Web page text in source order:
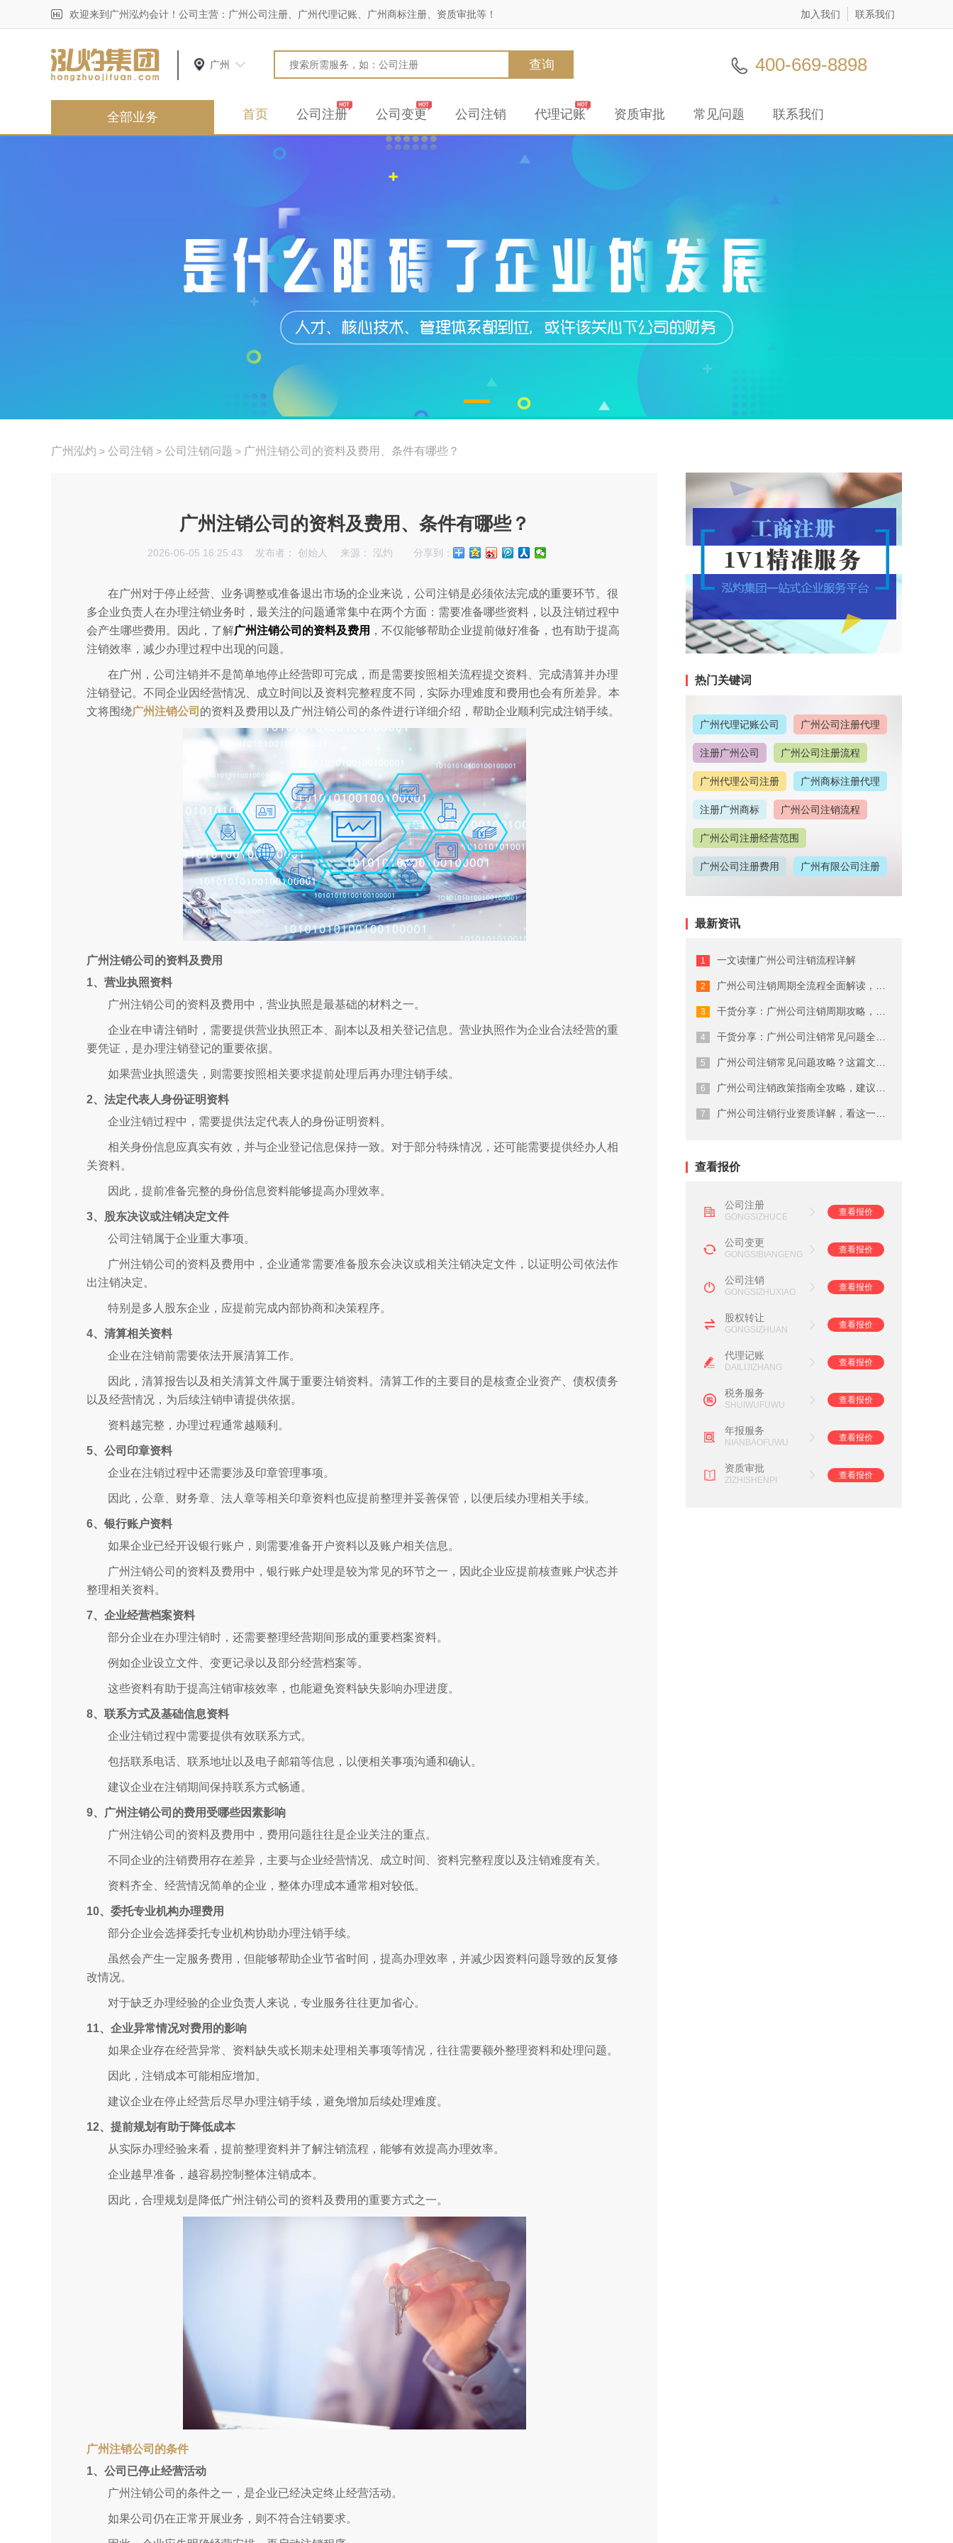
欢迎来到广州泓灼会计！公司主营：广州公司注册、广州代理记账、广州商标注册、资质审批等！ 加入我们 联系我们
广州 400-669-8898
查询
全部业务 首页 公司注册 公司变更 公司注销 代理记账 资质审批 常见问题 联系我们
广州泓灼 > 公司注销 > 公司注销问题 > 广州注销公司的资料及费用、条件有哪些？
广州注销公司的资料及费用、条件有哪些？
2026-06-05 16:25:43 发布者： 创始人 来源： 泓灼 分享到：
在广州对于停止经营、业务调整或准备退出市场的企业来说，公司注销是必须依法完成的重要环节。很
多企业负责人在办理注销业务时，最关注的问题通常集中在两个方面：需要准备哪些资料，以及注销过程中
会产生哪些费用。因此，了解广州注销公司的资料及费用 ，不仅能够帮助企业提前做好准备，也有助于提高
注销效率，减少办理过程中出现的问题。
在广州，公司注销并不是简单地停止经营即可完成，而是需要按照相关流程提交资料、完成清算并办理
注销登记。不同企业因经营情况、成立时间以及资料完整程度不同，实际办理难度和费用也会有所差异。本
文将围绕广州注销公司 的资料及费用以及广州注销公司的条件进行详细介绍，帮助企业顺利完成注销手续。
广州注销公司的资料及费用
1、营业执照资料
广州注销公司的资料及费用中，营业执照是最基础的材料之一。
企业在申请注销时，需要提供营业执照正本、副本以及相关登记信息。营业执照作为企业合法经营的重
要凭证，是办理注销登记的重要依据。
如果营业执照遗失，则需要按照相关要求提前处理后再办理注销手续。
2、法定代表人身份证明资料
企业注销过程中，需要提供法定代表人的身份证明资料。
相关身份信息应真实有效，并与企业登记信息保持一致。对于部分特殊情况，还可能需要提供经办人相
关资料。
因此，提前准备完整的身份信息资料能够提高办理效率。
3、股东决议或注销决定文件
公司注销属于企业重大事项。
广州注销公司的资料及费用中，企业通常需要准备股东会决议或相关注销决定文件，以证明公司依法作
出注销决定。
特别是多人股东企业，应提前完成内部协商和决策程序。
4、清算相关资料
企业在注销前需要依法开展清算工作。
因此，清算报告以及相关清算文件属于重要注销资料。清算工作的主要目的是核查企业资产、债权债务
以及经营情况，为后续注销申请提供依据。
资料越完整，办理过程通常越顺利。
5、公司印章资料
企业在注销过程中还需要涉及印章管理事项。
因此，公章、财务章、法人章等相关印章资料也应提前整理并妥善保管，以便后续办理相关手续。
6、银行账户资料
如果企业已经开设银行账户，则需要准备开户资料以及账户相关信息。
广州注销公司的资料及费用中，银行账户处理是较为常见的环节之一，因此企业应提前核查账户状态并
整理相关资料。
7、企业经营档案资料
部分企业在办理注销时，还需要整理经营期间形成的重要档案资料。
例如企业设立文件、变更记录以及部分经营档案等。
这些资料有助于提高注销审核效率，也能避免资料缺失影响办理进度。
8、联系方式及基础信息资料
企业注销过程中需要提供有效联系方式。
包括联系电话、联系地址以及电子邮箱等信息，以便相关事项沟通和确认。
建议企业在注销期间保持联系方式畅通。
9、广州注销公司的费用受哪些因素影响
广州注销公司的资料及费用中，费用问题往往是企业关注的重点。
不同企业的注销费用存在差异，主要与企业经营情况、成立时间、资料完整程度以及注销难度有关。
资料齐全、经营情况简单的企业，整体办理成本通常相对较低。
10、委托专业机构办理费用
部分企业会选择委托专业机构协助办理注销手续。
虽然会产生一定服务费用，但能够帮助企业节省时间，提高办理效率，并减少因资料问题导致的反复修
改情况。
对于缺乏办理经验的企业负责人来说，专业服务往往更加省心。
11、企业异常情况对费用的影响
如果企业存在经营异常、资料缺失或长期未处理相关事项等情况，往往需要额外整理资料和处理问题。
因此，注销成本可能相应增加。
建议企业在停止经营后尽早办理注销手续，避免增加后续处理难度。
12、提前规划有助于降低成本
从实际办理经验来看，提前整理资料并了解注销流程，能够有效提高办理效率。
企业越早准备，越容易控制整体注销成本。
因此，合理规划是降低广州注销公司的资料及费用的重要方式之一。
广州注销公司的条件
1、公司已停止经营活动
广州注销公司的条件之一，是企业已经决定终止经营活动。
如果公司仍在正常开展业务，则不符合注销要求。
热门关键词
广州代理记账公司 广州公司注册代理
注册广州公司 广州公司注册流程
广州代理公司注册 广州商标注册代理
注册广州商标 广州公司注销流程
广州公司注册经营范围
广州公司注册费用 广州有限公司注册
广州公司注册地址
广州代理记账收费情况
广州商标注册费用有哪些
广州代理公司注册注意事项
在广州注册商标的流程及费用
广州劳务派遣资质申请流程
广州营业执照注销流程
广州会计代理记账公司
最新资讯
一文读懂广州公司注销流程详解
广州公司注销周期全流程全面解读，终于...
干货分享：广州公司注销周期攻略，建议...
干货分享：广州公司注销常见问题全流程...
广州公司注销常见问题攻略？这篇文章说...
广州公司注销政策指南全攻略，建议收藏
广州公司注销行业资质详解，看这一篇就...
查看报价
公司注册
GONGSIZHUCE
查看报价
公司变更
GONGSIBIANGENG
查看报价
公司注销
GONGSIZHUXIAO
查看报价
股权转让
GONGSIZHUAN
查看报价
代理记账
DAILIJIZHANG
查看报价
税务服务
SHUIWUFUWU
查看报价
年报服务
NIANBAOFUWU
查看报价
资质审批
ZIZHISHENPI
查看报价